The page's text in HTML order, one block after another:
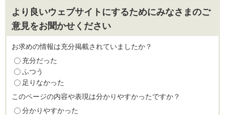
より良いウェブサイトにするためにみなさまのご
意見をお聞かせください
お求めの情報は充分掲載されていましたか？
充分だった
ふつう
足りなかった
このページの内容や表現は分かりやすかったですか？
分かりやすかった